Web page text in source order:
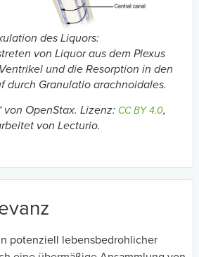
des Liquors:
von Liquor aus dem Plexus
und die Resorption in den
durch Granulatio arachnoidales.
von OpenStax. Lizenz: CC BY 4.0,
von Lecturio.
potenziell lebensbedrohlicher